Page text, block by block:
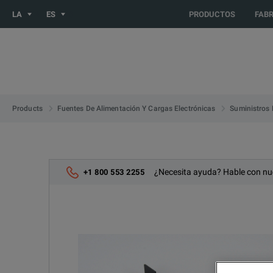
You are browsing the LATIN_ES site. Would you like to be
LA ES PRODUCTOS
Products Fuentes De Alimentación Y Cargas Electrónicas Suministros
+1 800 553 2255 ¿Necesita ayuda? Hable con